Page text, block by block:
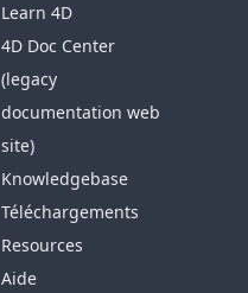
Learn 4D
4D Doc Center
(legacy
documentation web
site)
Knowledgebase
Téléchargements
Resources
Aide